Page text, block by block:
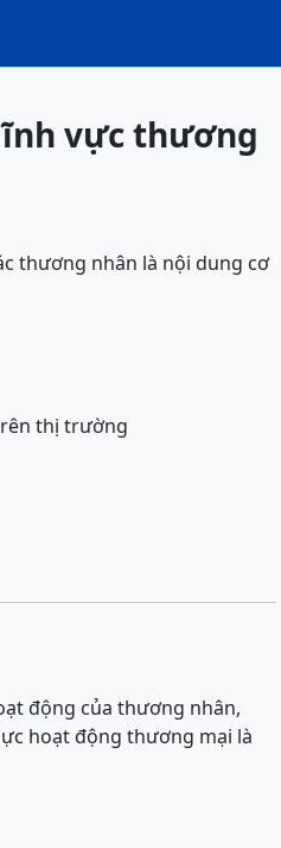
vực thương
thương nhân là nội dung cơ
thị trường
động của thương nhân,
hoạt động thương mại là